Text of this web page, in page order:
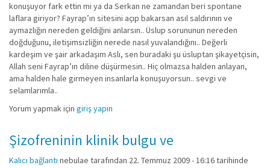
konuşuyor fark ettin mi ya da Serkan ne zamandan beri spontane
laflara giriyor? Fayrap’ın sitesini açıp bakarsan asıl saldırının ve
aymazlığın nereden geldiğini anlarsın.. Üslup sorununun nereden
doğduğunu, iletişimsizliğin nerede nasıl yuvalandığını.. Değerli
kardeşim ve şair arkadaşım Aslı, sen buradaki şu üsluptan şikayetçisin,
Allah seni Fayrap’ın diline düşürmesin.. Hiç olmazsa halden anlayan,
ama halden hale girmeyen insanlarla konuşuyorsun.. sevgi ve
selamlarımla..
Yorum yapmak için giriş yapın
Şizofreninin klinik bulgu ve
Kalıcı bağlantı nebulae tarafından 22. Temmuz 2009 - 16:16 tarihinde